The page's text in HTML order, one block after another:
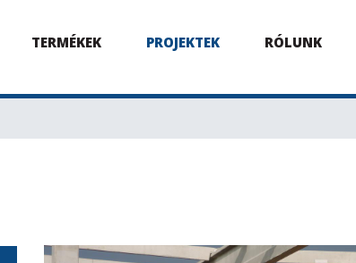
TERMÉKEK PROJEKTEK RÓLUNK